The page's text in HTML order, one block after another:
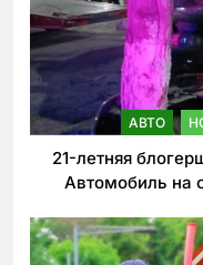
АВТО
21-летняя
Автомобиль на